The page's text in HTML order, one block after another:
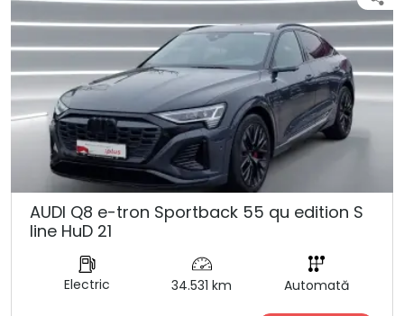
AUDI Q8 e-tron Sportback 55 qu edition S
line HuD 21
Electric 34.531 km Automată